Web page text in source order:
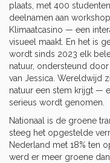
plaats, met 400
deelnamen aan
Klimaatcasino — een
visueel maakt. En het is
wordt sinds 2023 elk
natuur, ondersteund
van Jessica. Wereldwijd
natuur een stem krijgt —
serieus wordt genomen.
Nationaal is de groene
steeg het opgestelde
Nederland met 18% ten
werd er meer groene